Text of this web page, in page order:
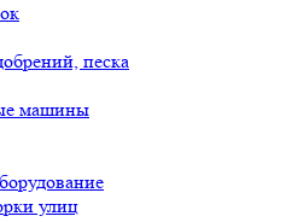
песка
машины
улиц